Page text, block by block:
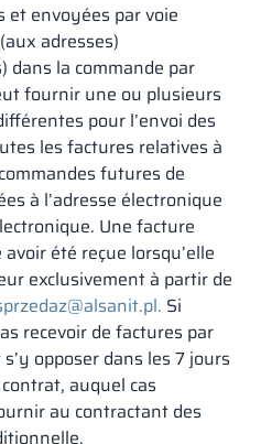
et envoyées par voie
adresses)
dans la commande par
fournir une ou plusieurs
pour l’envoi des
les factures relatives à
futures de
à l’adresse électronique
Une facture
été reçue lorsqu’elle
exclusivement à partir de
Si
recevoir de factures par
opposer dans les 7 jours
auquel cas
au contractant des